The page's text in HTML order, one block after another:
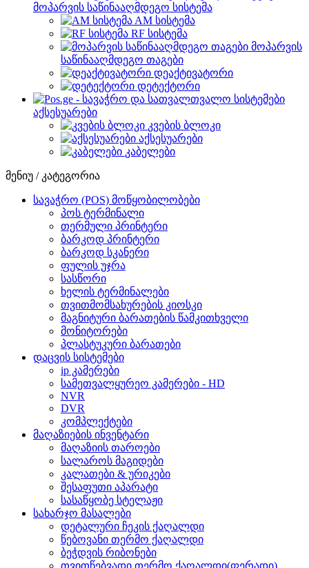
მოპარვის საწინააღმდეგო სისტემა
AM სისტემა
RF სისტემა
მოპარვის
საწინააღმდეგო თაგები
დეაქტივატორი
დეტექტორი
აქსესუარები
კვების ბლოკი
აქსესუარები
კაბელები
მენიუ / კატეგორია
სავაჭრო (POS) მოწყობილობები
პოს ტერმინალი
თერმული პრინტერი
ბარკოდ პრინტერი
ბარკოდ სკანერი
ფულის უჯრა
სასწორი
ხელის ტერმინალები
თვითმომსახურების კიოსკი
მაგნიტური ბარათების წამკითხველი
მონიტორები
პლასტუკური ბარათები
დაცვის სისტემები
ip კამერები
სამეთვალყურეო კამერები - HD
NVR
DVR
კომპლექტები
მაღაზიების ინვენტარი
მაღაზიის თაროები
სალაროს მაგიდები
კალათები & ურიკები
შესაფუთი აპარატი
სასაწყობე სტელაჟი
სახარჯო მასალები
დეტალური ჩეკის ქაღალდი
წებოვანი თერმო ქაღალდი
ბეჭდვის რიბონები
თვითწებვადი თერმო ქაღალდი(ფერადი)